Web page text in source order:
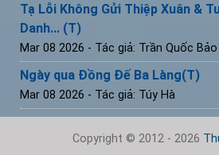
Tạ Lỗi Không Gửi Thiệp Xuân &
Danh... (T)
Mar 08 2026 - Tác giả: Trần Quốc Bảo
Ngày qua Đồng Đế Ba Làng(T)
Mar 08 2026 - Tác giả: Túy Hà
Copyright © 2012 - 2026